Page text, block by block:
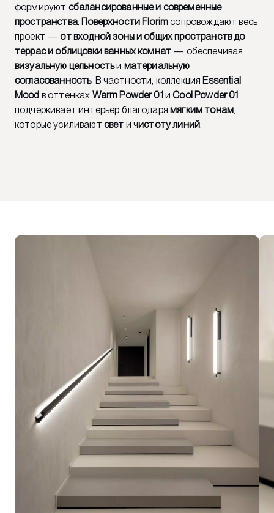
формируют сбалансированные и современные
пространства. Поверхности Florimсопровождают весь
проект —от входной зоны и общих пространств до
террас и облицовки ванных комнат — обеспечивая
визуальную цельностьи материальную
согласованность. В частности, коллекция Essential
Mood в оттенках Warm Powder 01иCool Powder 01
подчеркивает интерьер благодарямягким тонам
которые усиливают свет ичистоту линий